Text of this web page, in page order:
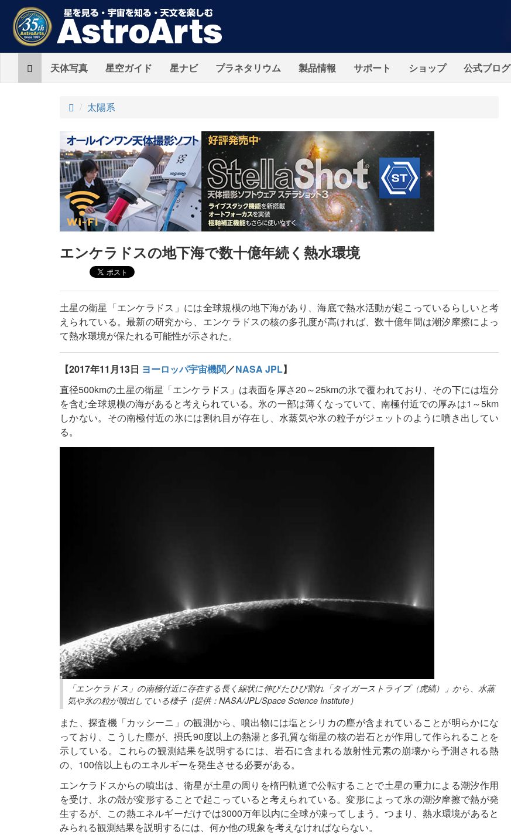
Home天体写真 星空ガイド 星ナビ プラネタリウム 製品情報 サポート ショップ 公式ブログ
ト 太陽系
エンケラドスの地下海で数十億年続く熱水環境
土星の衛星「エンケラドス」には全球規模の地下海があり、海底で熱水活動が起こっているらしいと考
えられている。最新の研究から、エンケラドスの核の多孔度が高ければ、数十億年間は潮汐摩擦によっ
て熱水環境が保たれる可能性が示された。
【2017年11月13日 ヨーロッパ宇宙機関／NASA JPL】
直径500kmの土星の衛星「エンケラドス」は表面を厚さ20～25kmの氷で覆われており、その下には塩分
を含む全球規模の海があると考えられている。氷の一部は薄くなっていて、南極付近での厚みは1～5km
しかない。その南極付近の氷には割れ目が存在し、水蒸気や氷の粒子がジェットのように噴き出してい
る。
「エンケラドス」の南極付近に存在する長く線状に伸びたひび割れ「タイガーストライプ（虎縞）」から、水蒸
気や氷の粒が噴出している様子（提供：NASA/JPL/Space Science Institute）
また、探査機「カッシーニ」の観測から、噴出物には塩とシリカの塵が含まれていることが明らかにな
っており、こうした塵が、摂氏90度以上の熱湯と多孔質な衛星の核の岩石とが作用して作られることを
示している。これらの観測結果を説明するには、岩石に含まれる放射性元素の崩壊から予測される熱
の、100倍以上ものエネルギーを発生させる必要がある。
エンケラドスからの噴出は、衛星が土星の周りを楕円軌道で公転することで土星の重力による潮汐作用
を受け、氷の殻が変形することで起こっていると考えられている。変形によって氷の潮汐摩擦で熱が発
生するが、この熱エネルギーだけでは3000万年以内に全球が凍ってしまう。つまり、熱水環境があると
みられる観測結果を説明するには、何か他の現象を考えなければならない。